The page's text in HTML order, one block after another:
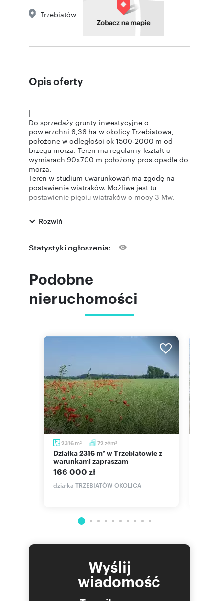
Trzebiatów
Opis oferty
|
Do sprzedaży grunty inwestycyjne o
powierzchni 6,36 ha w okolicy Trzebiatowa,
położone w odległości ok 1500-2000 m od
brzegu morza. Teren ma regularny kształt o
wymiarach 90x700 m położony prostopadle do
morza.
Teren w studium uwarunkowań ma zgodę na
postawienie wiatraków. Możliwe jest tu
postawienie pięciu wiatraków o mocy 3 Mw.
::LINK DO STRONY |
https://www.zurowska.com.pl/oferta/411103
::KONTAKT DO AGENTA |
Tomasz Cisiński |
t.cisins
skontaktuj się
wykonanie umowy pośrednictwa: Ewa Żurowska
Numer oferty: ZUR-GS-1675
Rozwiń
Statystyki ogłoszenia:
Podobne
nieruchomości
2316 m2 72 zł/m2
Działka 2316 m² w Trzebiatowie z
warunkami zapraszam
166 000 zł
działka TRZEBIATÓW OKOLICA
Wyślij
wiadomość